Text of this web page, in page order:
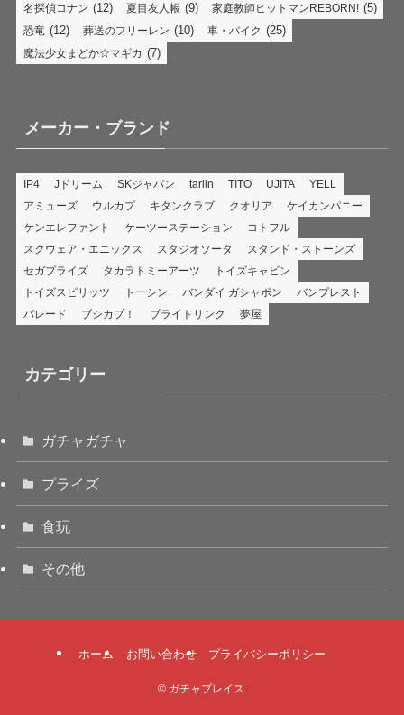
名探偵コナン (12) 夏目友人帳 (9) 家庭教師ヒットマンREBORN! (5)
恐竜 (12) 葬送のフリーレン (10) 車・バイク (25)
魔法少女まどか☆マギカ (7)
メーカー・ブランド
IP4 Jドリーム SKジャパン tarlin TITO UJITA
YELL
アミューズ
ウルカプ キタンクラブ クオリア
ケイカンパニー
ケンエレファント
ケーツーステーション
コトフル
スクウェア・エニックス
スタジオソータ
スタンド・ストーンズ
セガプライズ
タカラトミーアーツ
トイズキャビン
トイズスピリッツ
トーシン バンダイ ガシャポン
バンプレスト
パレード
ブシカプ！ ブライトリンク 夢屋
カテゴリー
ガチャガチャ
プライズ
食玩
その他
ホーム お問い合わせ プライバシーポリシー
©ガチャプレイス.